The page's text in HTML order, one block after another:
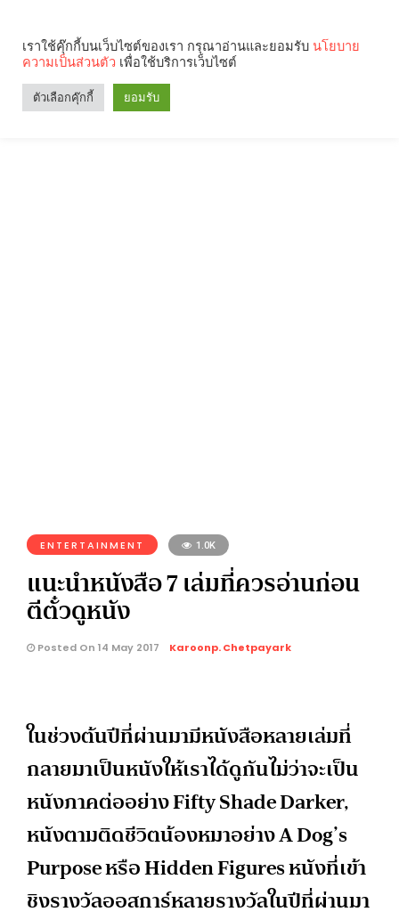
ENTERTAINMENT 1.0K
แนะนำหนังสือ 7 เล่มที่ควรอ่านก่อน
ตีตั๋วดูหนัง
Posted On 14 May 2017 Karoonp. Chetpayark
ในช่วงต้นปีที่ผ่านมามีหนังสือหลายเล่มที่
กลายมาเป็นหนังให้เราได้ดูกันไม่ว่าจะเป็น
หนังภาคต่ออย่าง Fifty Shade Darker,
หนังตามติดชีวิตน้องหมาอย่าง A Dog’s
Purpose หรือ Hidden Figures หนังที่เข้า
ชิงรางวัลออสการ์หลายรางวัลในปีที่ผ่านมา
เราใช้คุ๊กกี้บนเว็บไซต์ของเรา กรุณาอ่านและยอมรับ นโยบาย
ความเป็นส่วนตัว เพื่อใช้บริการเว็บไซต์
ตัวเลือกคุ๊กกี้ ยอมรับ